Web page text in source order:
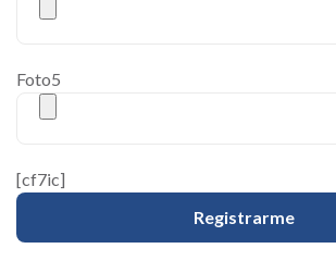
Foto5
[cf7ic]